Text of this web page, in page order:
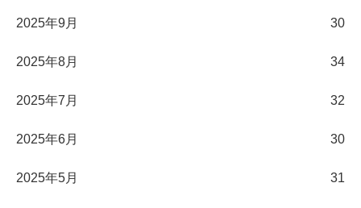
2025年9月 30
2025年8月 34
2025年7月 32
2025年6月 30
2025年5月 31